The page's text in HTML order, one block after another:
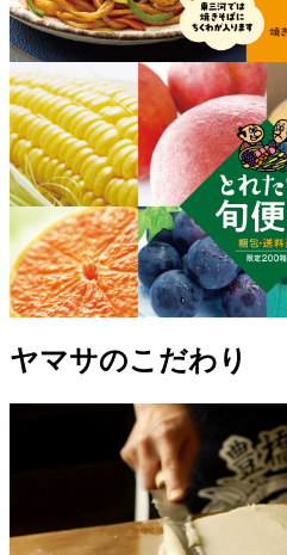
ヤマサのこだわり